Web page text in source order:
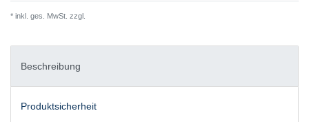
* inkl. ges. MwSt. zzgl.
Beschreibung
Produktsicherheit